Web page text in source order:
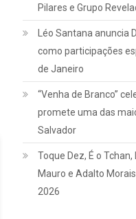
Pilares e Grupo
Léo Santana anuncia
como participações
de Janeiro
“Venha de Branco”
promete uma das
Salvador
Toque Dez, É o
Mauro e Adalto
2026